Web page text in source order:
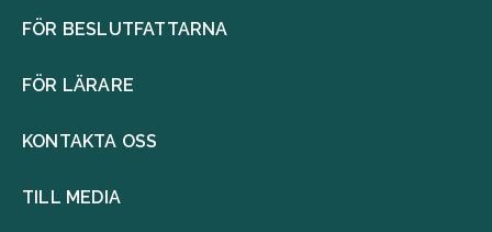
FÖR BESLUTFATTARNA
FÖR LÄRARE
KONTAKTA OSS
TILL MEDIA